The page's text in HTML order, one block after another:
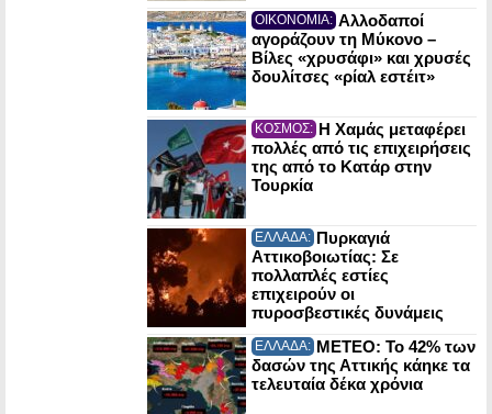
ΟΙΚΟΝΟΜΙΑ: Αλλοδαποί
αγοράζουν τη Μύκονο –
Βίλες «χρυσάφι» και χρυσές
δουλίτσες «ρίαλ εστέιτ»
ΚΟΣΜΟΣ: Η Χαμάς μεταφέρει
πολλές από τις επιχειρήσεις
της από το Κατάρ στην
Τουρκία
ΕΛΛΑΔΑ: Πυρκαγιά
Αττικοβοιωτίας: Σε
πολλαπλές εστίες
επιχειρούν οι
πυροσβεστικές δυνάμεις
ΕΛΛΑΔΑ: ΜΕΤΕΟ: Το 42% των
δασών της Αττικής κάηκε τα
τελευταία δέκα χρόνια